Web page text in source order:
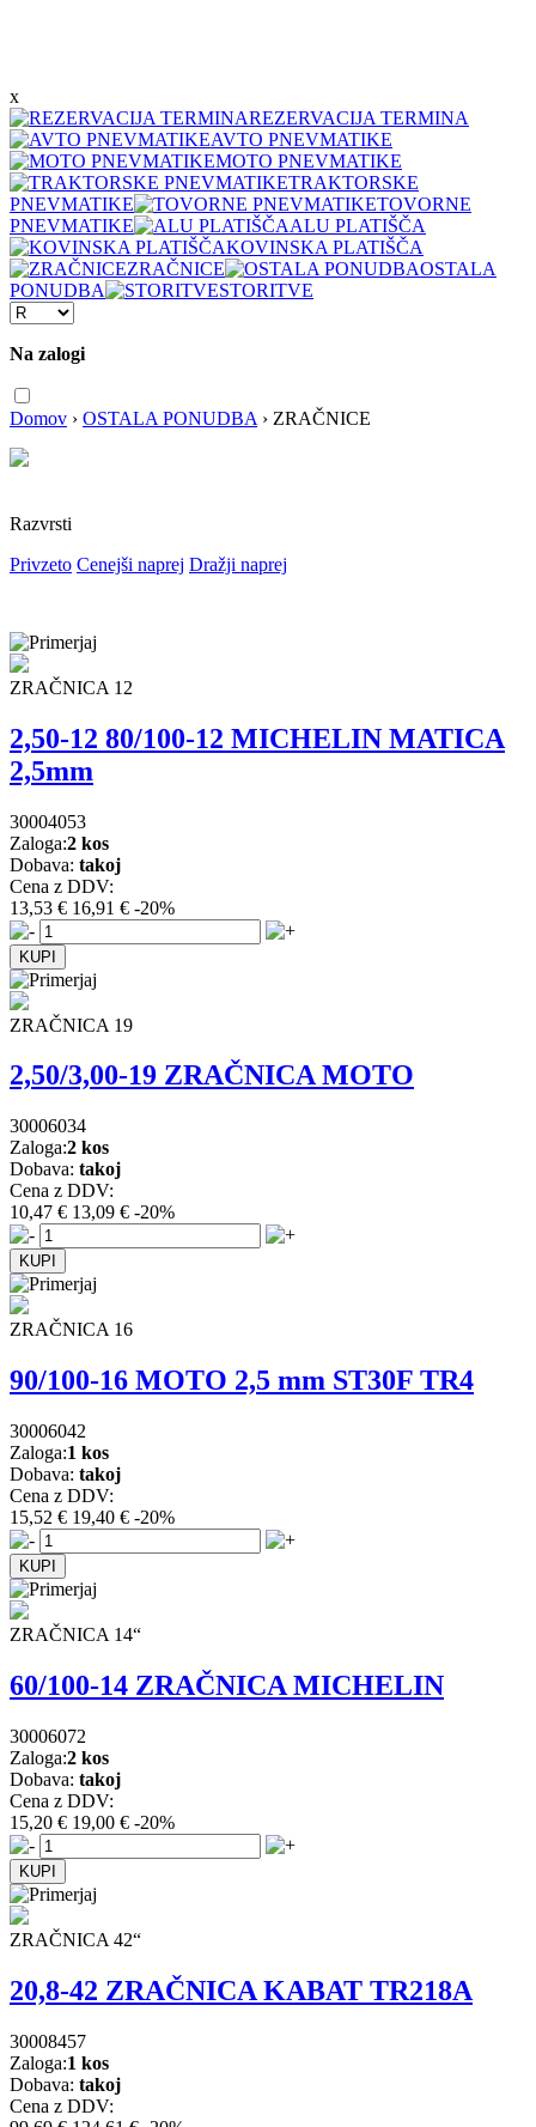
x
REZERVACIJA TERMINA
AVTO PNEVMATIKE
MOTO PNEVMATIKE
TRAKTORSKE
PNEVMATIKE
TOVORNE
PNEVMATIKE
ALU PLATIŠČA
KOVINSKA PLATIŠČA
ZRAČNICE
OSTALA
PONUDBA
STORITVE
Na zalogi
Domov › OSTALA PONUDBA › ZRAČNICE
Razvrsti
Privzeto Cenejši naprej Dražji naprej
ZRAČNICA 12
2,50-12 80/100-12 MICHELIN MATICA
2,5mm
30004053
Zaloga:2 kos
Dobava: takoj
Cena z DDV:
13,53 € 16,91 € -20%
ZRAČNICA 19
2,50/3,00-19 ZRAČNICA MOTO
30006034
Zaloga:2 kos
Dobava: takoj
Cena z DDV:
10,47 € 13,09 € -20%
ZRAČNICA 16
90/100-16 MOTO 2,5 mm ST30F TR4
30006042
Zaloga:1 kos
Dobava: takoj
Cena z DDV:
15,52 € 19,40 € -20%
ZRAČNICA 14“
60/100-14 ZRAČNICA MICHELIN
30006072
Zaloga:2 kos
Dobava: takoj
Cena z DDV:
15,20 € 19,00 € -20%
ZRAČNICA 42“
20,8-42 ZRAČNICA KABAT TR218A
30008457
Zaloga:1 kos
Dobava: takoj
Cena z DDV: